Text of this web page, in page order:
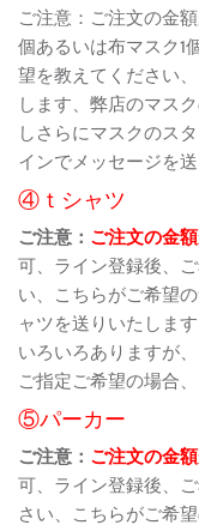
ご注意：ご注文の金
個あるいは布マスク1
望を教えてください
します、弊店のマス
しさらにマスクのス
インでメッセージを
④ｔシャツ
ご注意： ご注文の金
可、ライン登録後、
い、こちらがご希望
ャツを送りいたしま
いろいろありますが
ご指定ご希望の場合
⑤パーカー
ご注意： ご注文の金
可、ライン登録後、
さい、こちらがご希